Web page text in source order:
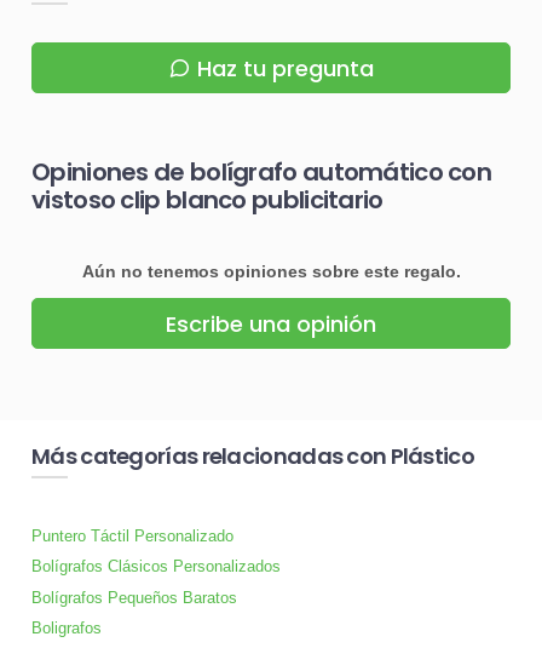
Haz tu pregunta
Opiniones de bolígrafo automático con
vistoso clip blanco publicitario
Aún no tenemos opiniones sobre este regalo.
Escribe una opinión
Más categorías relacionadas con Plástico
Puntero Táctil Personalizado
Bolígrafos Clásicos Personalizados
Bolígrafos Pequeños Baratos
Boligrafos